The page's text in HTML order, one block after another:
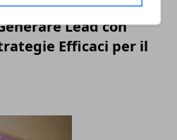
Lead con
Efficaci per il